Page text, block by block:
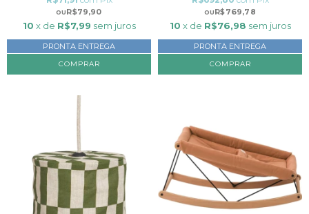
R$79,90
10 x de R$7,99 sem juros
PRONTA ENTREGA
R$769,78
10 x de R$76,98 sem juros
PRONTA ENTREGA